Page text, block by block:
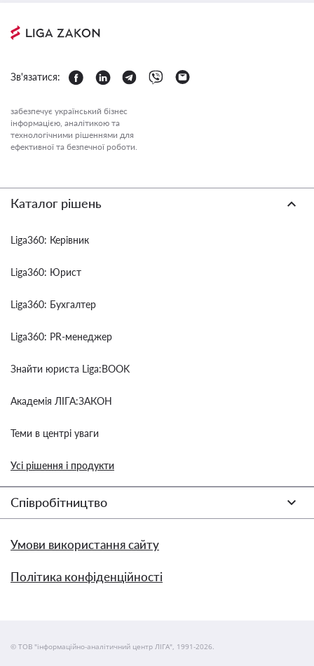
Зв'язатися:
забезпечує український бізнес
інформацією, аналітикою та
технологічними рішеннями для
ефективної та безпечної роботи.
Каталог рішень
Liga360: Керівник
Liga360: Юрист
Liga360: Бухгалтер
Liga360: PR-менеджер
Знайти юриста Liga:BOOK
Академія ЛІГА:ЗАКОН
Теми в центрі уваги
Усі рішення і продукти
Співробітництво
Умови використання сайту
Політика конфіденційності
© ТОВ "інформаційно-аналітичний центр ЛІГА", 1991-2026.